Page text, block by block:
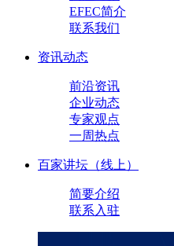
EFEC简介
联系我们
资讯动态
前沿资讯
企业动态
专家观点
一周热点
百家讲坛（线上）
简要介绍
联系入驻